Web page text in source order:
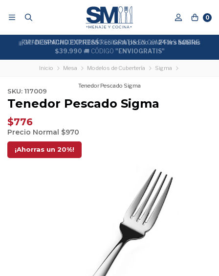
0
¡¡GRAN SANTIAGO!! TU ENVÍO ESGRATISEN COMPRAS SOBRE
$39.990 🚚 CÓDIGO "ENVIOGRATIS"
¡¡RM!!DESPACHO EXPRESSRecíbe tu pedido en24 hrs hábiles
Inicio Mesa Modelos de Cubertería Sigma
Tenedor Pescado Sigma
SKU: 117009
Tenedor Pescado Sigma
$776
Precio Normal $970
¡Ahorras un 20%!